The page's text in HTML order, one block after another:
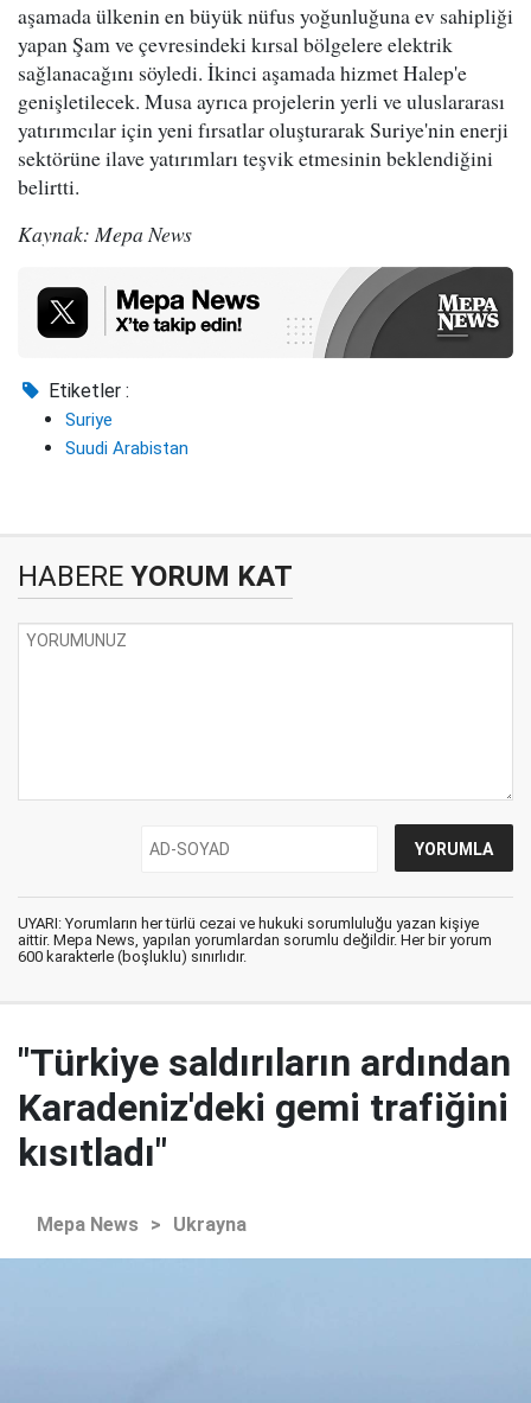
aşamada ülkenin en büyük nüfus yoğunluğuna ev sahipliği
yapan Şam ve çevresindeki kırsal bölgelere elektrik
sağlanacağını söyledi. İkinci aşamada hizmet Halep'e
genişletilecek. Musa ayrıca projelerin yerli ve uluslararası
yatırımcılar için yeni fırsatlar oluşturarak Suriye'nin enerji
sektörüne ilave yatırımları teşvik etmesinin beklendiğini
belirtti.
Kaynak: Mepa News
Etiketler :
Suriye
Suudi Arabistan
HABERE YORUM KAT
UYARI: Yorumların her türlü cezai ve hukuki sorumluluğu yazan kişiye
aittir. Mepa News, yapılan yorumlardan sorumlu değildir. Her bir yorum
600 karakterle (boşluklu) sınırlıdır.
"Türkiye saldırıların ardından
Karadeniz'deki gemi trafiğini
kısıtladı"
Mepa News > Ukrayna